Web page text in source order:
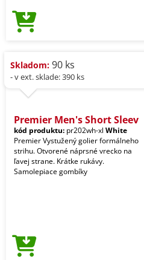
Skladom: 90 ks
- v ext. sklade: 390 ks
Premier Men's Short Sleev
kód produktu: pr202wh-xl White
Premier Vystužený golier formálneho
strihu. Otvorené náprsné vrecko na
ľavej strane. Krátke rukávy.
Samolepiace gombíky